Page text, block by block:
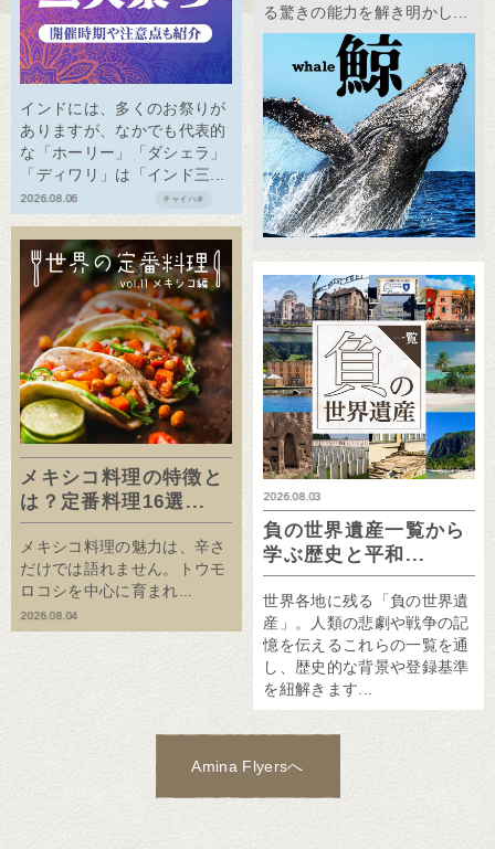
インドには、多くのお祭りが
ありますが、なかでも代表的
な「ホーリー」「ダシェラ」
「ディワリ」は「インド三...
2026.08.06 チャイハネ
る驚きの能力を解き明かし...
メキシコ料理の特徴と
は？定番料理16選...
メキシコ料理の魅力は、辛さ
だけでは語れません。トウモ
ロコシを中心に育まれ...
2026.08.04
負の世界遺産一覧から
学ぶ歴史と平和...
世界各地に残る「負の世界遺
産」。人類の悲劇や戦争の記
憶を伝えるこれらの一覧を通
し、歴史的な背景や登録基準
を紐解きます...
2026.08.03
Amina Flyersへ